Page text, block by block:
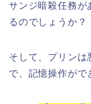
サンジ暗殺任務が
るのでしょうか？
そして、プリンは
で、記憶操作がで